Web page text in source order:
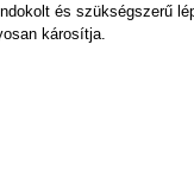
és szükségszerű
károsítja.